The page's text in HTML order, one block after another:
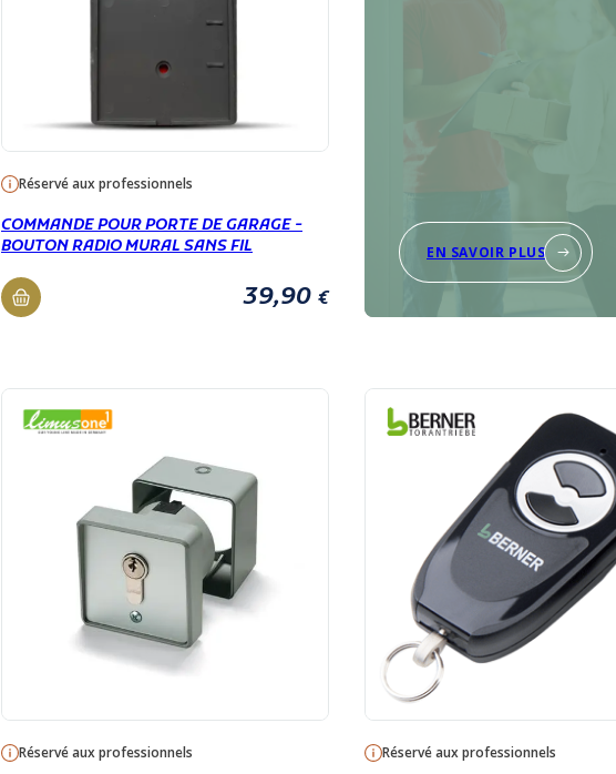
Réservé aux professionnels
COMMANDE POUR PORTE DE GARAGE -
BOUTON RADIO MURAL SANS FIL
39,90 €
EN SAVOIR PLUS
Réservé aux professionnels Réservé aux professionnels